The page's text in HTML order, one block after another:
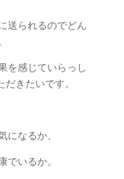
送られるのでどん
を感じていらっし
きたいです。
なるか、
でいるか。